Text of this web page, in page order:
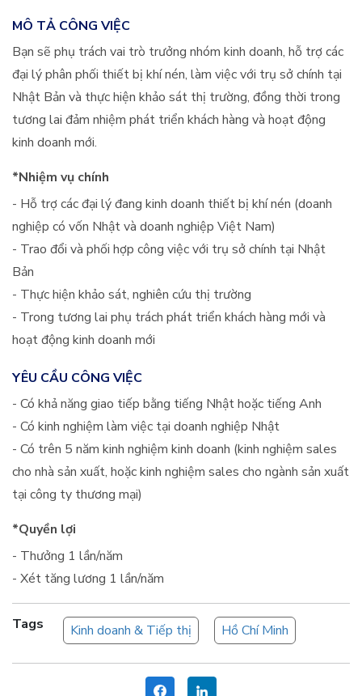
MÔ TẢ CÔNG VIỆC
Bạn sẽ phụ trách vai trò trưởng nhóm kinh doanh, hỗ trợ các
đại lý phân phối thiết bị khí nén, làm việc với trụ sở chính tại
Nhật Bản và thực hiện khảo sát thị trường, đồng thời trong
tương lai đảm nhiệm phát triển khách hàng và hoạt động
kinh doanh mới.
*Nhiệm vụ chính
- Hỗ trợ các đại lý đang kinh doanh thiết bị khí nén (doanh
nghiệp có vốn Nhật và doanh nghiệp Việt Nam)
- Trao đổi và phối hợp công việc với trụ sở chính tại Nhật
Bản
- Thực hiện khảo sát, nghiên cứu thị trường
- Trong tương lai phụ trách phát triển khách hàng mới và
hoạt động kinh doanh mới
YÊU CẦU CÔNG VIỆC
- Có khả năng giao tiếp bằng tiếng Nhật hoặc tiếng Anh
- Có kinh nghiệm làm việc tại doanh nghiệp Nhật
- Có trên 5 năm kinh nghiệm kinh doanh (kinh nghiệm sales
cho nhà sản xuất, hoặc kinh nghiệm sales cho ngành sản xuất
tại công ty thương mại)
*Quyền lợi
- Thưởng 1 lần/năm
- Xét tăng lương 1 lần/năm
Tags Kinh doanh & Tiếp thị Hồ Chí Minh